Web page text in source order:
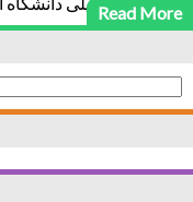
Read More
جستجو
برای: